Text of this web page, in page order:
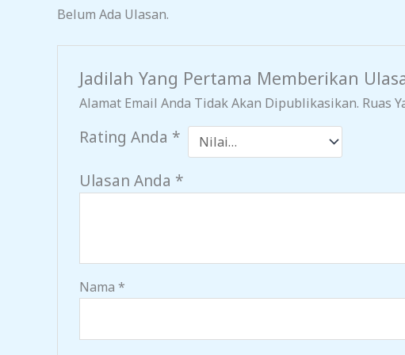
Belum Ada Ulasan.
Jadilah Yang Pertama Memberikan
Alamat Email Anda Tidak Akan Dipublikasikan. Ruas
Rating Anda *
Ulasan Anda *
Nama *